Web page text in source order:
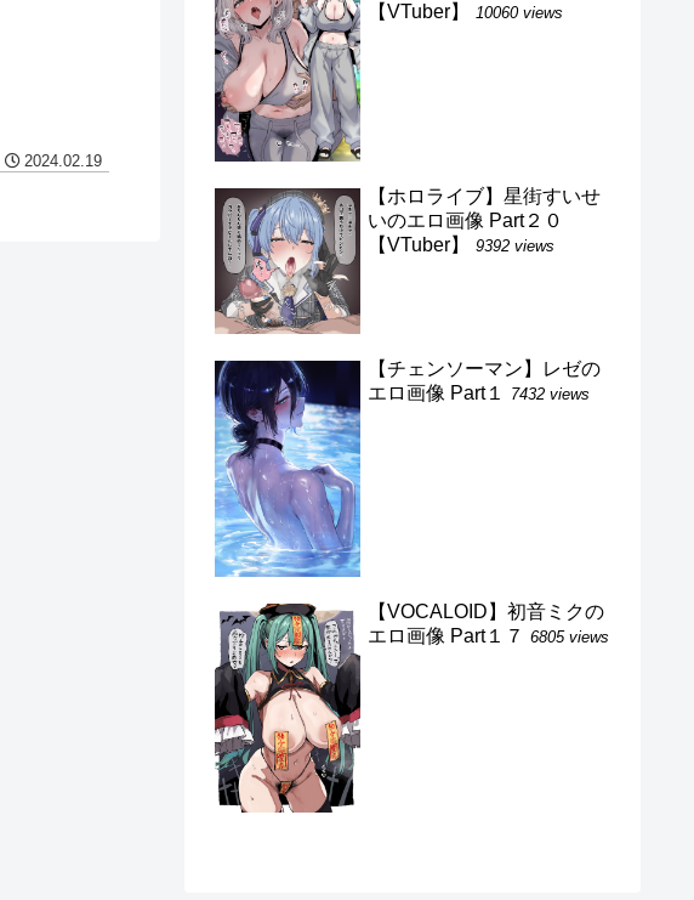
2024.02.19
【VTuber】
10060 views
【ホロライブ】星街すいせ
いのエロ画像 Part２０
【VTuber】
9392 views
【チェンソーマン】レゼの
エロ画像 Part１
7432 views
【VOCALOID】初音ミクの
エロ画像 Part１７ 6805 views